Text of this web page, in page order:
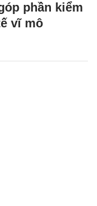
phần kiểm
vĩ mô